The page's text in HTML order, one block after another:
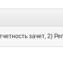
зачет, 2)